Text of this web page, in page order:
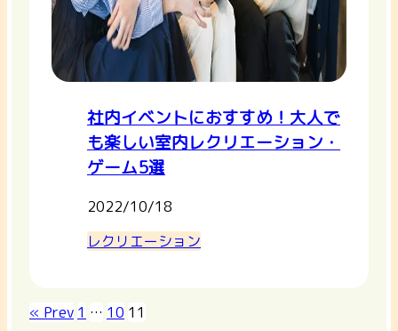
社内イベントにおすすめ！大人で
も楽しい室内レクリエーション・
ゲーム5選
2022/10/18
レクリエーション
« Prev 1 … 10 11